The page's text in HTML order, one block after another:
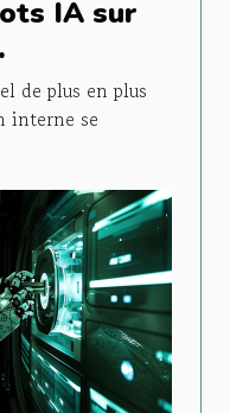
IA sur
de plus en plus
interne se